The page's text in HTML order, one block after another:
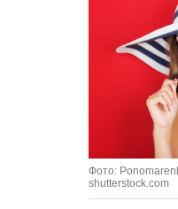
Фото:
shutterstock.com